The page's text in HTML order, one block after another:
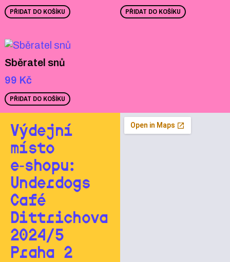
PŘIDAT DO KOŠÍKU PŘIDAT DO KOŠÍKU
Sběratel snů
99 Kč
PŘIDAT DO KOŠÍKU
Výdejní
místo
e‑shopu:
Underdogs
Café
Dittrichova
2024/5
Praha 2